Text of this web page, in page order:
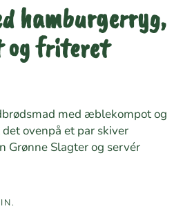
hamburgerryg,
og friteret
med æblekompot og
ovenpå et par skiver
Grønne Slagter og servér